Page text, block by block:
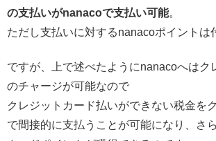
の支払いがnanacoで支払い可能。
ただし支払いに対するnanacoポイントは
ですが、上で述べたようにnanacoへはク
のチャージが可能なので
クレジットカード払いができない税金を
で間接的に支払うことが可能になり、さ